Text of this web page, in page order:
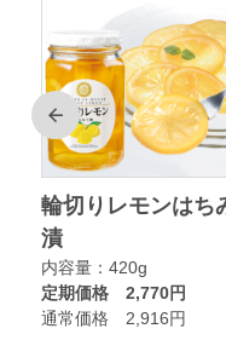
前
輪切りレモンはち
漬
内容量：420g
定期価格 2,770円
通常価格 2,916円